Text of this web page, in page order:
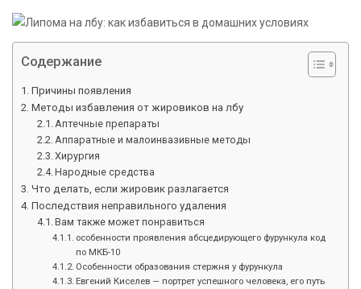
Содержание
Причины появления
Методы избавления от жировиков на лбу
Аптечные препараты
Аппаратные и малоинвазивные методы
Хирургия
Народные средства
Что делать, если жировик разлагается
Последствия неправильного удаления
Вам также может понравиться
особенности проявления абсцедирующего фурункула код
по МКБ-10
Особенности образования стержня у фурункула
Евгений Киселев — портрет успешного человека, его путь